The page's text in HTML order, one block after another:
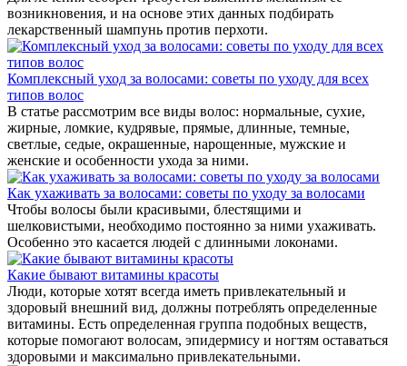
возникновения, и на основе этих данных подбирать
лекарственный шампунь против перхоти.
Комплексный уход за волосами: советы по уходу для всех
типов волос
В статье рассмотрим все виды волос: нормальные, сухие,
жирные, ломкие, кудрявые, прямые, длинные, темные,
светлые, седые, окрашенные, нарощенные, мужские и
женские и особенности ухода за ними.
Как ухаживать за волосами: советы по уходу за волосами
Чтобы волосы были красивыми, блестящими и
шелковистыми, необходимо постоянно за ними ухаживать.
Особенно это касается людей с длинными локонами.
Какие бывают витамины красоты
Люди, которые хотят всегда иметь привлекательный и
здоровый внешний вид, должны потреблять определенные
витамины. Есть определенная группа подобных веществ,
которые помогают волосам, эпидермису и ногтям оставаться
здоровыми и максимально привлекательными.